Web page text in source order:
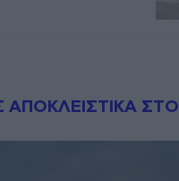
ΑΠΟΚΛΕΙΣΤΙΚΑ ΣΤΟ